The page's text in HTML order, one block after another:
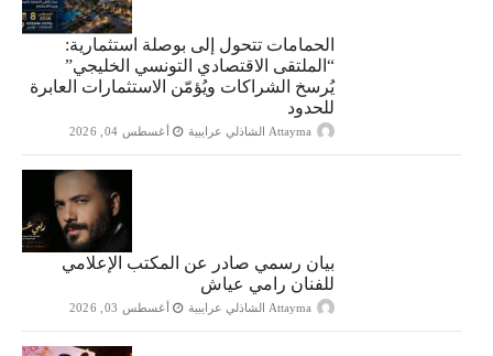
الحمامات تتحول إلى بوصلة استثمارية:
“الملتقى الاقتصادي التونسي الخليجي”
يُرسخ الشراكات ويُؤمّن الاستثمارات العابرة
للحدود
Attayma الشاذلي عرايبية أغسطس 04, 2026
بيان رسمي صادر عن المكتب الإعلامي
للفنان رامي عياش
Attayma الشاذلي عرايبية أغسطس 03, 2026